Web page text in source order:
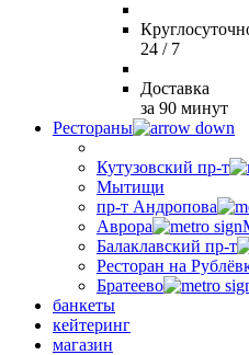
24 / 7
Доставка
за 90 минут
Рестораны
Кутузовский пр-т
Мытищи
пр-т Андропова
Аврора
Балаклавский пр-т
Ресторан на
Братеево
банкеты
кейтеринг
магазин